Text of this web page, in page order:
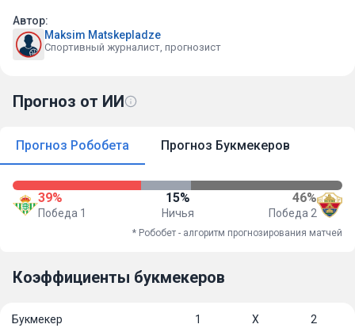
Автор:
Maksim Matskepladze
Спортивный журналист, прогнозист
Прогноз от ИИ
Прогноз Робобета Прогноз Букмекеров
39%
Победа 1
15%
Ничья
46%
Победа 2
* Робобет - алгоритм прогнозирования матчей
Коэффициенты букмекеров
Букмекер 1 Х 2